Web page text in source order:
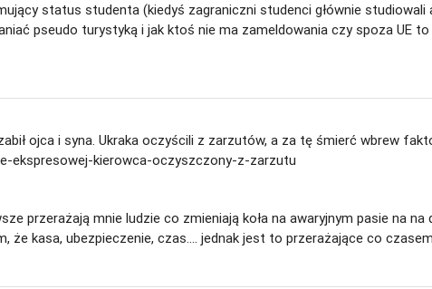
status studenta (kiedyś zagraniczni studenci głównie studiowali
pseudo turystyką i jak ktoś nie ma zameldowania czy spoza UE
ojca i syna. Ukraka oczyścili z zarzutów, a za tę śmierć wbrew
ekspresowej-kierowca-oczyszczony-z-zarzutu
przerażają mnie ludzie co zmieniają koła na awaryjnym pasie na
że kasa, ubezpieczenie, czas.... jednak jest to przerażające co